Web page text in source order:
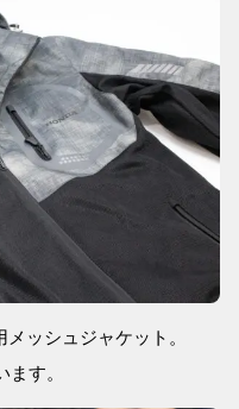
ッシュジャケット。
す。